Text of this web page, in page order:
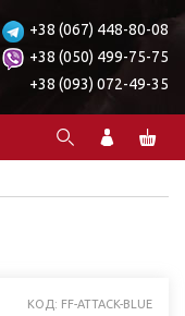
+38 (067) 448-80-08
+38 (050) 499-75-75
+38 (093) 072-49-35
КОД: FF-ATTACK-BLUE